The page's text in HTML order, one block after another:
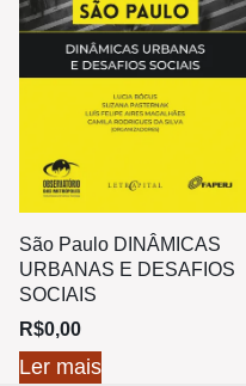
São Paulo DINÂMICAS
URBANAS E DESAFIOS
SOCIAIS
R$0,00
Ler mais